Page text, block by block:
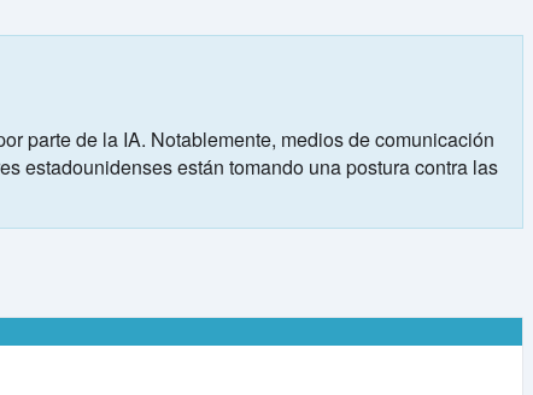
parte de la IA. Notablemente, medios de comunicación
estadounidenses están tomando una postura contra las